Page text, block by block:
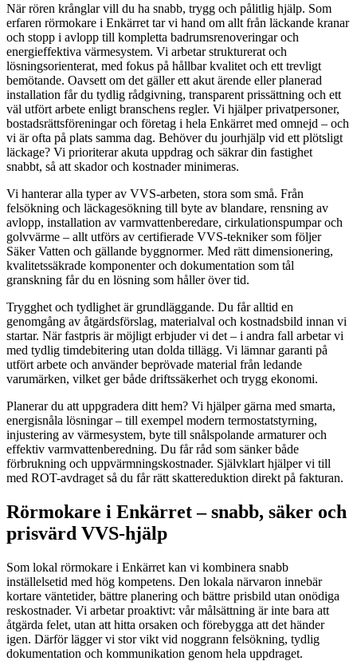
När rören krånglar vill du ha snabb, trygg och pålitlig hjälp. Som
erfaren rörmokare i Enkärret tar vi hand om allt från läckande kranar
och stopp i avlopp till kompletta badrumsrenoveringar och
energieffektiva värmesystem. Vi arbetar strukturerat och
lösningsorienterat, med fokus på hållbar kvalitet och ett trevligt
bemötande. Oavsett om det gäller ett akut ärende eller planerad
installation får du tydlig rådgivning, transparent prissättning och ett
väl utfört arbete enligt branschens regler. Vi hjälper privatpersoner,
bostadsrättsföreningar och företag i hela Enkärret med omnejd – och
vi är ofta på plats samma dag. Behöver du jourhjälp vid ett plötsligt
läckage? Vi prioriterar akuta uppdrag och säkrar din fastighet
snabbt, så att skador och kostnader minimeras.
Vi hanterar alla typer av VVS-arbeten, stora som små. Från
felsökning och läckagesökning till byte av blandare, rensning av
avlopp, installation av varmvattenberedare, cirkulationspumpar och
golvvärme – allt utförs av certifierade VVS-tekniker som följer
Säker Vatten och gällande byggnormer. Med rätt dimensionering,
kvalitetssäkrade komponenter och dokumentation som tål
granskning får du en lösning som håller över tid.
Trygghet och tydlighet är grundläggande. Du får alltid en
genomgång av åtgärdsförslag, materialval och kostnadsbild innan vi
startar. När fastpris är möjligt erbjuder vi det – i andra fall arbetar vi
med tydlig timdebitering utan dolda tillägg. Vi lämnar garanti på
utfört arbete och använder beprövade material från ledande
varumärken, vilket ger både driftssäkerhet och trygg ekonomi.
Planerar du att uppgradera ditt hem? Vi hjälper gärna med smarta,
energisnåla lösningar – till exempel modern termostatstyrning,
injustering av värmesystem, byte till snålspolande armaturer och
effektiv varmvattenberedning. Du får råd som sänker både
förbrukning och uppvärmningskostnader. Självklart hjälper vi till
med ROT-avdraget så du får rätt skattereduktion direkt på fakturan.
Rörmokare i Enkärret – snabb, säker och
prisvärd VVS-hjälp
Som lokal rörmokare i Enkärret kan vi kombinera snabb
inställelsetid med hög kompetens. Den lokala närvaron innebär
kortare väntetider, bättre planering och bättre prisbild utan onödiga
reskostnader. Vi arbetar proaktivt: vår målsättning är inte bara att
åtgärda felet, utan att hitta orsaken och förebygga att det händer
igen. Därför lägger vi stor vikt vid noggrann felsökning, tydlig
dokumentation och kommunikation genom hela uppdraget.